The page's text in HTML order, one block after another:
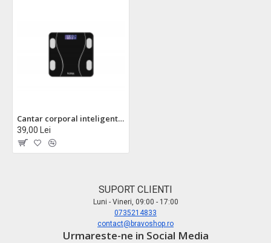
Cantar corporal inteligent zilan zln8962 - sticla securizata, 3-180kg, aplicatie okok, display lcd
39,00 Lei
SUPORT CLIENTI
Luni - Vineri, 09:00 - 17:00
0735214833
contact@bravoshop.ro
Urmareste-ne in Social Media